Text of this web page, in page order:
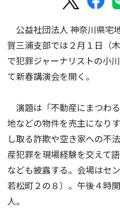
公益社団法人 神奈川県宅
賀三浦支部では２月１日（
で犯罪ジャーナリストの小
て新春講演会を開く。
演題は「不動産にまつわ
地などの物件を売主になり
し取る詐欺や空き家への不
産犯罪を現場経験を交えて
なども披露する。会場はセ
若松町２の８）。午後４時
人。